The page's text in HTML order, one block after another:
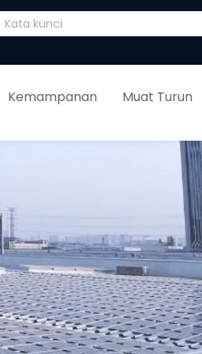
Kemampanan Muat Turun